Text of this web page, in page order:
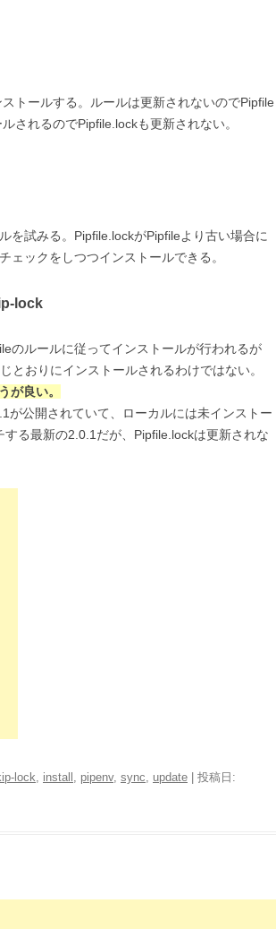
トールする。ルールは更新されないのでPipfile
されるのでPipfile.lockも更新されない。
を試みる。Pipfile.lockがPipfileより古い場合に
ェックをしつつインストールできる。
lock
のルールに従ってインストールが行われるが
とおりにインストールされるわけではない。
良い。
公開されていて、ローカルには未インストー
る最新の2.0.1だが、Pipfile.lockは更新されな
lock, install , pipenv, sync, update | 投稿日: